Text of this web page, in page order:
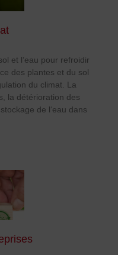
et l’eau pour refroidir
des plantes et du sol
du climat. La
la détérioration des
de l‘eau dans